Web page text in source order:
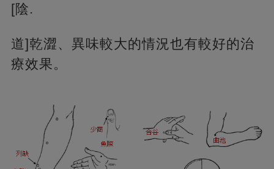
[陰.
道]乾澀、異味較大的情況也有較好的治
療效果。